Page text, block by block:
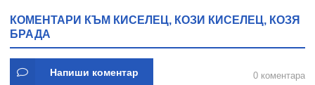
КОМЕНТАРИ КЪМ КИСЕЛЕЦ, КОЗИ КИСЕЛЕЦ, КОЗЯ
БРАДА
Напиши коментар 0 коментара